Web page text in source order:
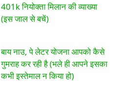
401k नियोक्ता मिलान की व्याख्या
(इस जाल से बचें)
बाय नाउ, पे लेटर योजना आपको कैसे
गुमराह कर रही है (भले ही आपने इसका
कभी इस्तेमाल न किया हो)